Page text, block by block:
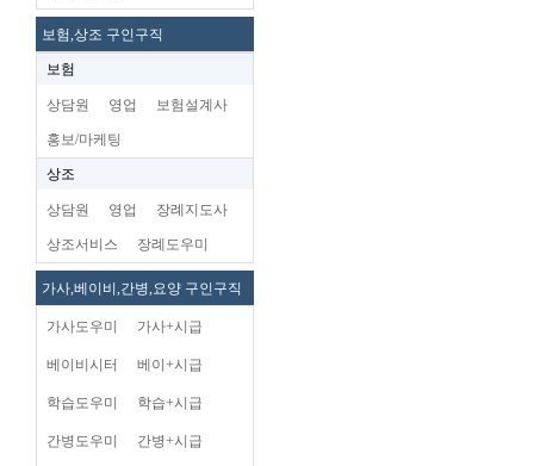
보험,상조 구인구직
보험
상담원 영업 보험설계사
홍보/마케팅
상조
상담원 영업 장례지도사
상조서비스 장례도우미
가사,베이비,간병,요양 구인구직
가사도우미 가사+시급
베이비시터 베이+시급
학습도우미 학습+시급
간병도우미 간병+시급